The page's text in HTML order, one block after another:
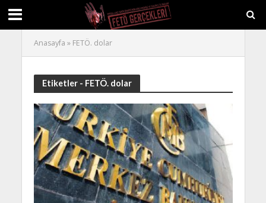
Anasayfa » FETÖ. dolar
Etiketler - FETÖ. dolar